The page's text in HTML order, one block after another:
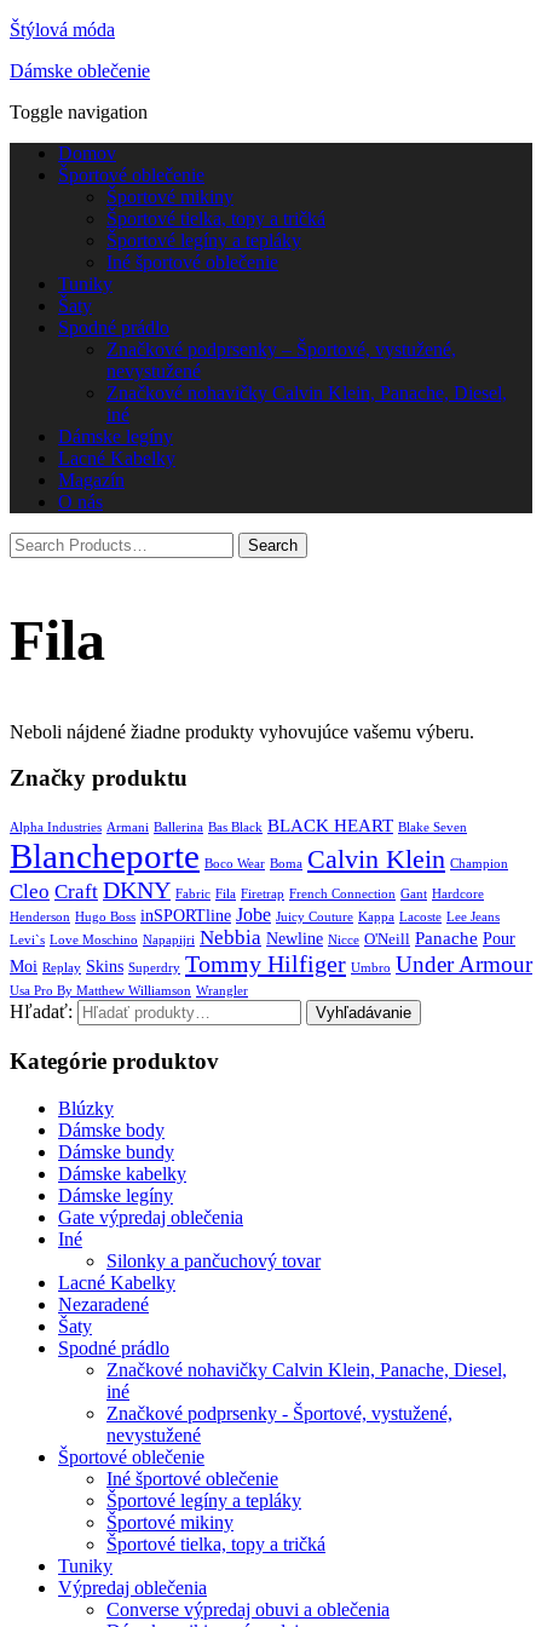
Štýlová móda
Dámske oblečenie
Toggle navigation
Domov
Športové oblečenie
Športové mikiny
Športové tielka, topy a tričká
Športové legíny a tepláky
Iné športové oblečenie
Tuniky
Šaty
Spodné prádlo
Značkové podprsenky – Športové, vystužené,
nevystužené
Značkové nohavičky Calvin Klein, Panache, Diesel,
iné
Dámske legíny
Lacné Kabelky
Magazín
O nás
Fila
Neboli nájdené žiadne produkty vyhovujúce vašemu výberu.
Značky produktu
Alpha Industries Armani Ballerina Bas Black BLACK HEART Blake Seven
Blancheporte Boco Wear Boma Calvin Klein Champion
Cleo Craft DKNY Fabric Fila Firetrap French Connection Gant Hardcore
Henderson Hugo Boss inSPORTline Jobe Juicy Couture Kappa Lacoste Lee Jeans
Levi`s Love Moschino Napapijri Nebbia Newline Nicce O'Neill Panache Pour
Moi Replay Skins Superdry Tommy Hilfiger Umbro Under Armour
Usa Pro By Matthew Williamson Wrangler
Hľadať: Vyhľadávanie
Kategórie produktov
Blúzky
Dámske body
Dámske bundy
Dámske kabelky
Dámske legíny
Gate výpredaj oblečenia
Iné
Silonky a pančuchový tovar
Lacné Kabelky
Nezaradené
Šaty
Spodné prádlo
Značkové nohavičky Calvin Klein, Panache, Diesel,
iné
Značkové podprsenky - Športové, vystužené,
nevystužené
Športové oblečenie
Iné športové oblečenie
Športové legíny a tepláky
Športové mikiny
Športové tielka, topy a tričká
Tuniky
Výpredaj oblečenia
Converse výpredaj obuvi a oblečenia